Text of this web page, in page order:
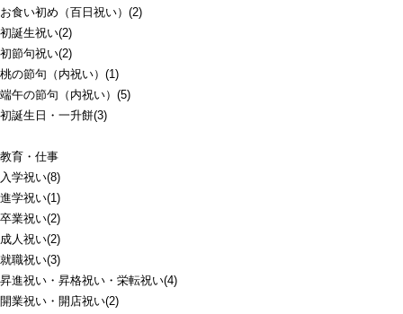
お食い初め（百日祝い）(2)
初誕生祝い(2)
初節句祝い(2)
桃の節句（内祝い）(1)
端午の節句（内祝い）(5)
初誕生日・一升餅(3)
教育・仕事
入学祝い(8)
進学祝い(1)
卒業祝い(2)
成人祝い(2)
就職祝い(3)
昇進祝い・昇格祝い・栄転祝い(4)
開業祝い・開店祝い(2)